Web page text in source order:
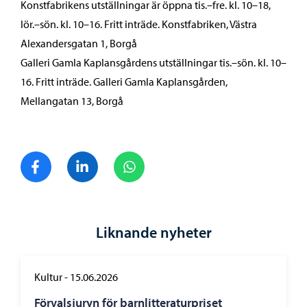
Konstfabrikens utställningar är öppna tis.–fre. kl. 10–18,
lör.–sön. kl. 10–16. Fritt inträde. Konstfabriken, Västra
Alexandersgatan 1, Borgå
Galleri Gamla Kaplansgårdens utställningar tis.–sön. kl. 10–
16. Fritt inträde. Galleri Gamla Kaplansgården,
Mellangatan 13, Borgå
Dela på FacebookDela på LinkedIn
Liknande nyheter
Kultur- 15.06.2026
Förvalsjuryn för barnlitteraturpriset